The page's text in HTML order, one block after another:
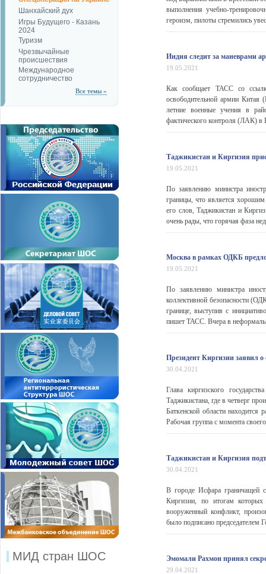
Шанхайский дух
Игры Будущего - Казань
2024
Туризм
Чрезвычайные
происшествия
Международное
сотрудничество
Все темы »
МИД стран ШОС
выполнения учебно-
героизм, пилоты стремились
Индия следит за маневрами
19.05.2021
Как сообщает ТАСС со
освободительной армии
летние военные учения в
фактического контроля (ЛАК) в
Таджикистан и Киргизия
19.05.2021
По заявлению министра
границы, что является
его слов, Таджикистан и
очень рады, что горячая фаза
Москва в рамках ОДКБ
19.05.2021
По заявлению министра
коллективной безопасности
границе, выступив с
пишет ТАСС. Вчера в
Президент Киргизии заявил
30.04.2021
Глава киргизского
Таджикистана, где в четверг
Баткенской области
Рабочая группа с момента
Таджикистан и Киргизия
30.04.2021
В городе Исфара граничащей
Киргизии, по итогам которых
вооруженный конфликт,
было подписано председателем
Эмомали Рахмон принял
29.04.2021